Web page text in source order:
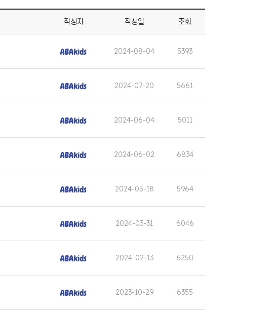
작성자 작성일 조회
2024-08-04 5393
2024-07-20 5661
2024-06-04 5011
2024-06-02 6834
2024-05-18 5964
2024-03-31 6046
2024-02-13 6250
2023-10-29 6355